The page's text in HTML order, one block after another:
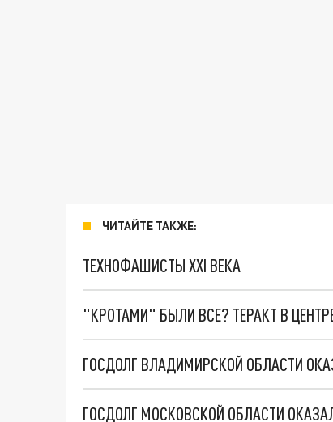
ЧИТАЙТЕ ТАКЖЕ:
ТЕХНОФАШИСТЫ XXI ВЕКА
"КРОТАМИ" БЫЛИ ВСЕ? ТЕРАКТ В
ГОСДОЛГ ВЛАДИМИРСКОЙ ОБЛАСТИ
ГОСДОЛГ МОСКОВСКОЙ ОБЛАСТИ